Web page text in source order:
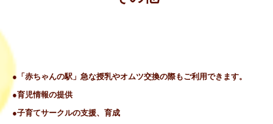
●「赤ちゃんの駅」急な授乳やオムツ交換の際もご利用できます。
●育児情報の提供
●子育てサークルの支援、育成